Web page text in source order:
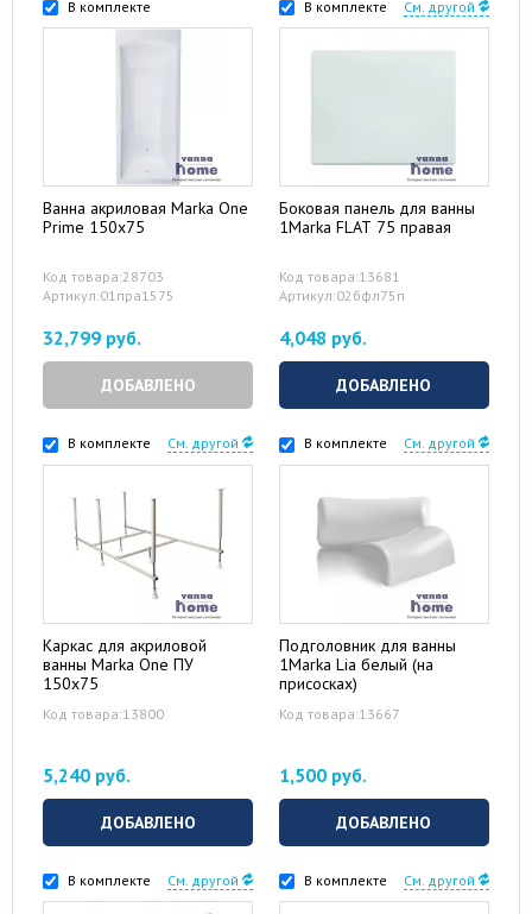
В комплекте
Ванна акриловая Marka One
Prime 150x75
Код товара:28703
Артикул:01пра1575
32,799 руб.
ДОБАВЛЕНО
В комплекте См. другой
Боковая панель для ванны
1Marka FLAT 75 правая
Код товара:13681
Артикул:02бфл75п
4,048 руб.
ДОБАВЛЕНО
В комплекте См. другой
Каркас для акриловой
ванны Marka One ПУ
150x75
Код товара:13800
5,240 руб.
ДОБАВЛЕНО
В комплекте См. другой
Подголовник для ванны
1Marka Lia белый (на
присосках)
Код товара:13667
1,500 руб.
ДОБАВЛЕНО
В комплекте См. другой В комплекте См. другой